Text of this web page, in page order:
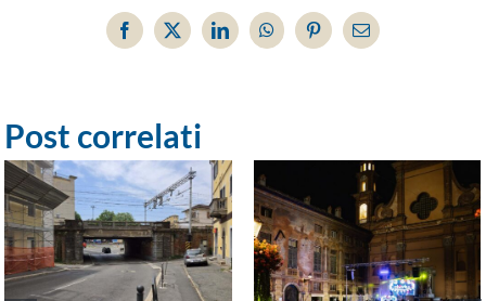
Facebook
X LinkedInWhatsAppPinterestEmail
Post correlati